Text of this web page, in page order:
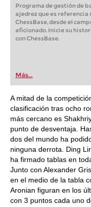
Programa de gestión de
ajedrez que es referencia
ChessBase, desde el
aficionado. Inicie su
con ChessBase.
Más...
A mitad de la
clasificación tras ocho
más cercano es
punto de desventaja.
dos del mundo ha
ninguna derrota. Ding
ha firmado tablas en
Junto con Alexander
en el medio de la tabla
Aronian figuran en los
con 3 puntos cada uno